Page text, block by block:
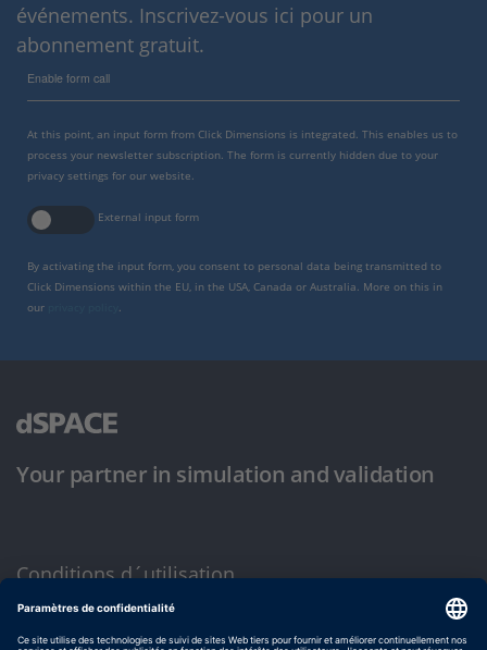
événements. Inscrivez-vous ici pour un
abonnement gratuit.
Enable form call
At this point, an input form from Click Dimensions is integrated. This enables us to
process your newsletter subscription. The form is currently hidden due to your
privacy settings for our website.
External input form
By activating the input form, you consent to personal data being transmitted to
Click Dimensions within the EU, in the USA, Canada or Australia. More on this in
our
Your partner in simulation and validation
Conditions d´utilisation
Politique de confidentialité